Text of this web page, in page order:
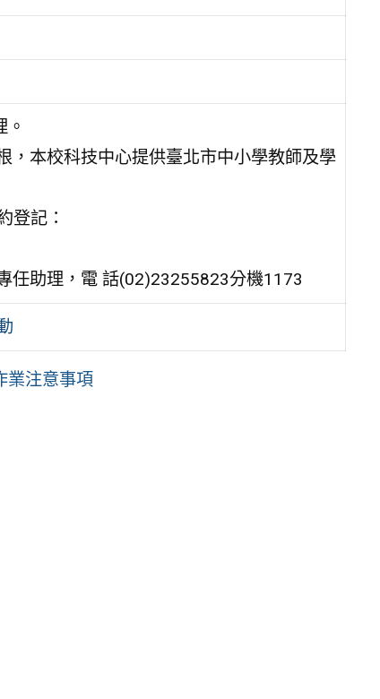
，本校科技中心提供臺北市中小學教師及學
登記：
任助理，電 話(02)23255823分機1173
業注意事項